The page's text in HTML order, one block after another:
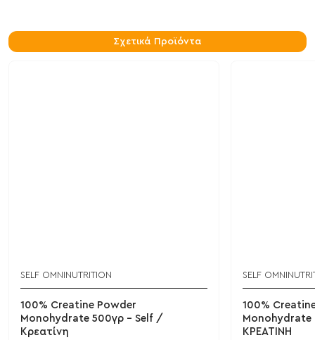
Σχετικά Προϊόντα
SELF OMNINUTRITION
100% Creatine Powder
Monohydrate 500γρ - Self /
Κρεατίνη
SELF
100%
ΚΡΕΑΤΙΝΗ